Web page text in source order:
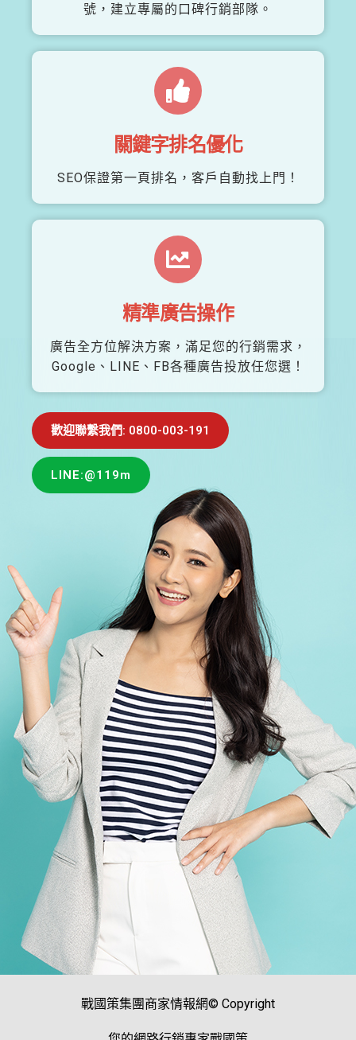
號，建立專屬的口碑行銷部隊。
關鍵字排名優化
SEO保證第一頁排名，客戶自動找上門！
精準廣告操作
廣告全方位解決方案，滿足您的行銷需求，
Google、LINE、FB各種廣告投放任您選！
歡迎聯繫我們: 0800-003-191
LINE:@119m
戰國策集團商家情報網© Copyright